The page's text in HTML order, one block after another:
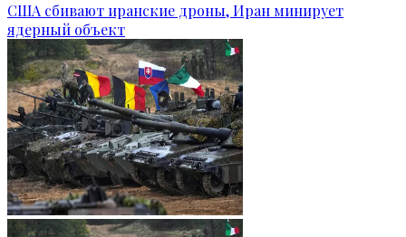
США сбивают иранские дроны, Иран минирует
ядерный объект